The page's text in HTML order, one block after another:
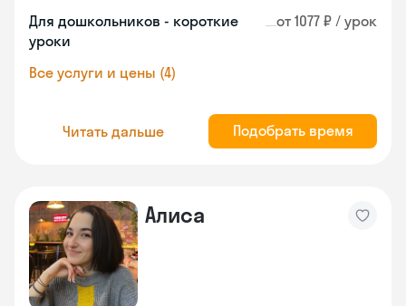
Для дошкольников - короткие
уроки
от 1077 ₽ / урок
Все услуги и цены (4)
Читать дальше Подобрать время
Алиса